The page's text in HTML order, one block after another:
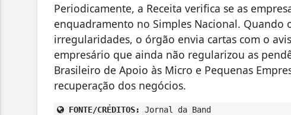
Periodicamente, a Receita verifica se as
enquadramento no Simples Nacional. Quando
irregularidades, o órgão envia cartas com o
empresário que ainda não regularizou as
Brasileiro de Apoio às Micro e Pequenas
recuperação dos negócios.
FONTE/CRÉDITOS: Jornal da Band